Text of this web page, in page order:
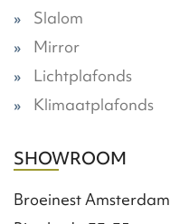
Slalom
Mirror
Lichtplafonds
Klimaatplafonds
SHOWROOM
Broeinest Amsterdam